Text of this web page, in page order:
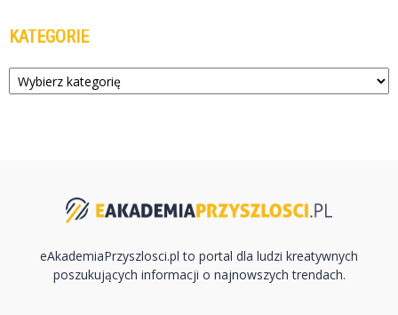
KATEGORIE
Kategorie
eAkademiaPrzyszlosci.pl to portal dla ludzi kreatywnych
poszukujących informacji o najnowszych trendach.